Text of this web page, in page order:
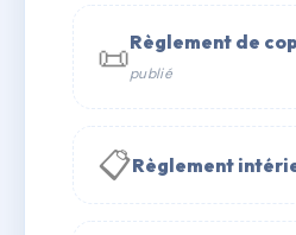
📜Règlement de
publié
📋Règlement